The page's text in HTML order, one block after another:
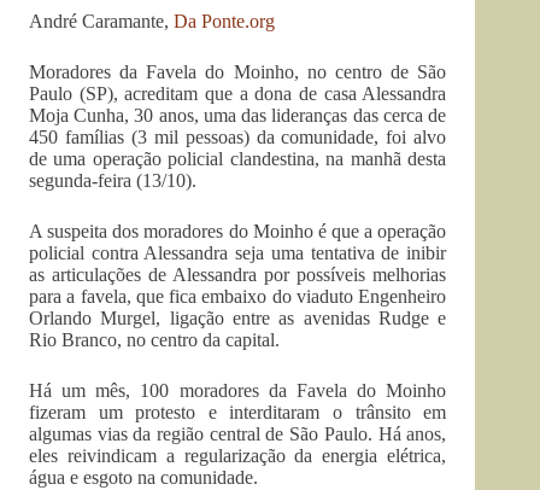
André Caramante, Da Ponte.org
Moradores da Favela do Moinho, no centro de São
Paulo (SP), acreditam que a dona de casa Alessandra
Moja Cunha, 30 anos, uma das lideranças das cerca de
450 famílias (3 mil pessoas) da comunidade, foi alvo
de uma operação policial clandestina, na manhã desta
segunda-feira (13/10).
A suspeita dos moradores do Moinho é que a operação
policial contra Alessandra seja uma tentativa de inibir
as articulações de Alessandra por possíveis melhorias
para a favela, que fica embaixo do viaduto Engenheiro
Orlando Murgel, ligação entre as avenidas Rudge e
Rio Branco, no centro da capital.
Há um mês, 100 moradores da Favela do Moinho
fizeram um protesto e interditaram o trânsito em
algumas vias da região central de São Paulo. Há anos,
eles reivindicam a regularização da energia elétrica,
água e esgoto na comunidade.